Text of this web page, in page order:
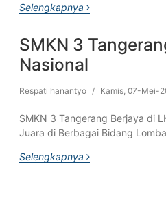
Selengkapnya
SMKN 3
Nasional
Respati hanantyo / Kamis, 07-Mei-
SMKN 3 Tangerang Berjaya di
Juara di Berbagai Bidang
Selengkapnya